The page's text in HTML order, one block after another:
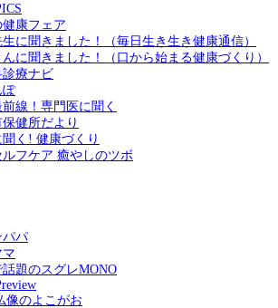
康フェア
に聞きました！（毎日生き生き健康通信）
に聞きました！（口から始まる健康づくり）
療ナビ
ぽ
線！専門医に聞く
健所だより
聞く! 健康づくり
フケア 癒やしのツボ
パパ
マ
題のスグレMONO
像のよこがお